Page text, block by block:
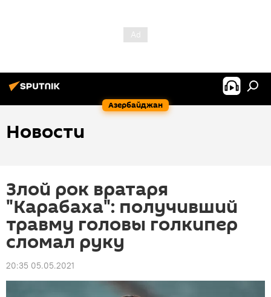
Азербайджан
Новости
Злой рок вратаря
"Карабаха": получивший
травму головы голкипер
сломал руку
20:35 05.05.2021